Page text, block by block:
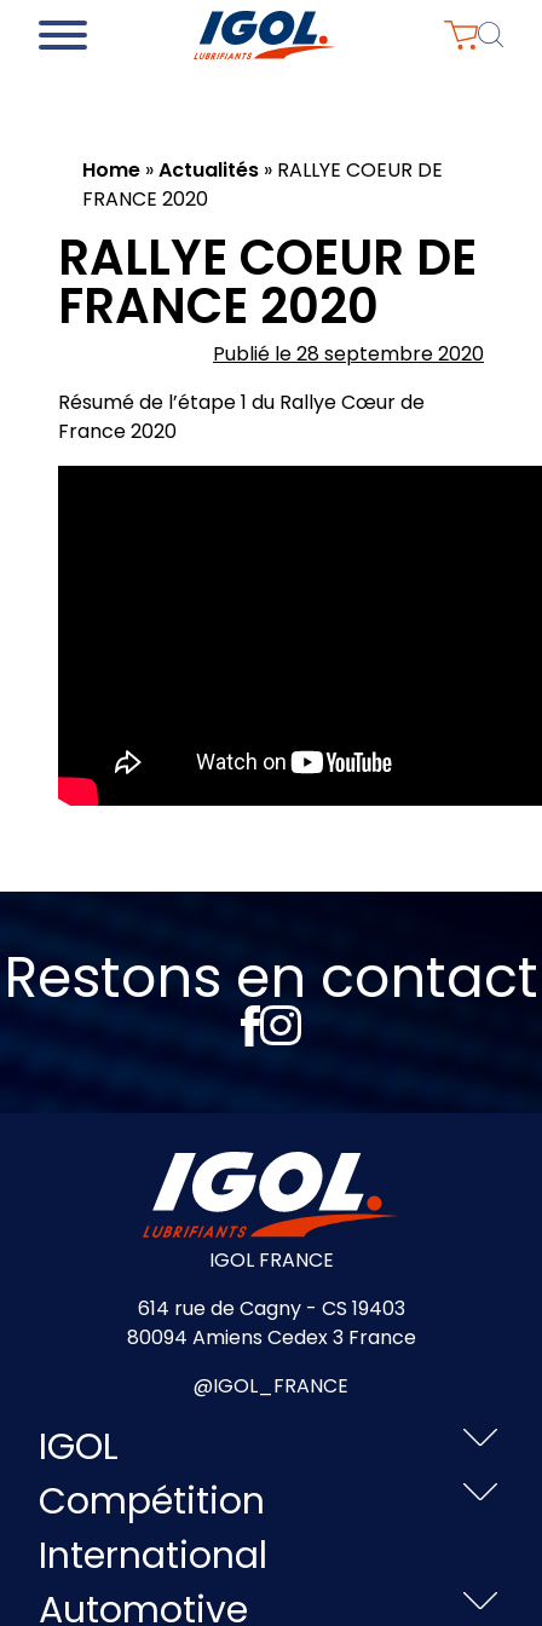
Home »Actualités » RALLYE COEUR DE
FRANCE 2020
RALLYE COEUR DE
FRANCE 2020
Publié le 28 septembre 2020
Résumé de l’étape 1 du Rallye Cœur de
France 2020
Restons en contact
IGOL FRANCE
614 rue de Cagny - CS 19403
80094 Amiens Cedex 3 France
@IGOL_FRANCE
IGOL
Compétition
International
Automotive